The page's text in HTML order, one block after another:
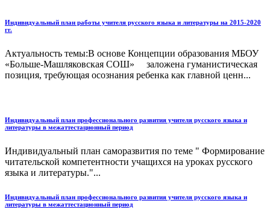
Индивидуальный план работы учителя русского языка и литературы на 2015-2020
гг.
Актуальность темы:В основе Концепции образования МБОУ
«Больше-Машляковская СОШ» заложена гуманистическая
позиция, требующая осознания ребенка как главной ценн...
Индивидуальный план профессионального развития учителя русского языка и
литературы в межаттестационный период
Индивидуальный план саморазвития по теме " Формирование
читательской компетентности учащихся на уроках русского
языка и литературы."...
Индивидуальный план профессионального развития учителя русского языка и
литературы в межаттестационный период